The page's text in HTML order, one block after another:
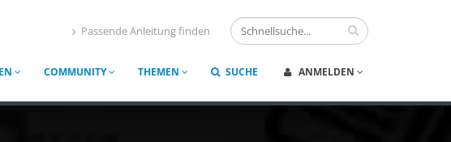
Passende Anleitung finden
COMMUNITY THEMEN SUCHE ANMELDEN